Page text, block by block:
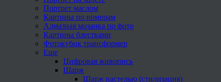
Портрет маслом
Картины по номерам
Алмазная мозаика по фото
Картины блестками
Фотокубик трансформер
Еще
Цифровая живопись
Шарж
Шарж пастелью (стилизация)